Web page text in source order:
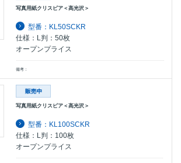
写真用紙クリスピア＜高光沢＞
型番：KL50SCKR
仕様：L判：50枚
オープンプライス
備考：
写真用紙クリスピア＜高光沢＞
型番：KL100SCKR
仕様：L判：100枚
オープンプライス